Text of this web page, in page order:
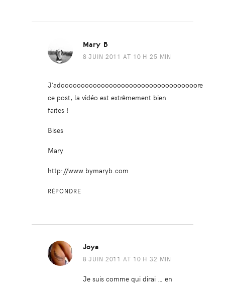
Mary B
8 JUIN 2011 AT 10 H 25 MIN
J’adoooooooooooooooooooooooooooooooooore
ce post, la vidéo est extrêmement bien
faites !
Bises
Mary
http://www.bymaryb.com
RÉPONDRE
Joya
8 JUIN 2011 AT 10 H 32 MIN
Je suis comme qui dirai … en